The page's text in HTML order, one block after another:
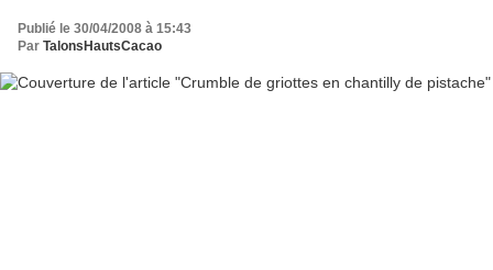
Publié le 30/04/2008 à 15:43
Par TalonsHautsCacao